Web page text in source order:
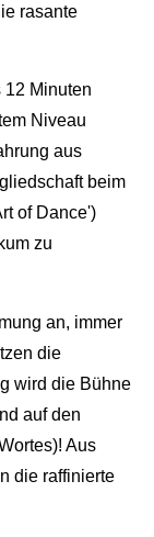
rasante
12 Minuten
Niveau
aus
beim
of Dance')
zu
an, immer
die
wird die Bühne
auf den
Aus
die raffinierte